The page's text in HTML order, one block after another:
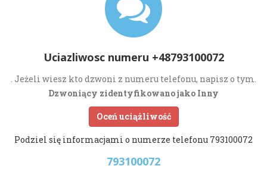
Uciazliwosc numeru +48793100072
. Jeżeli wiesz kto dzwoni z numeru telefonu, napisz o tym.
Dzwoniący zidentyfikowano jako Inny
Oceń uciążliwość
Podziel się informacjami o numerze telefonu 793100072
793100072